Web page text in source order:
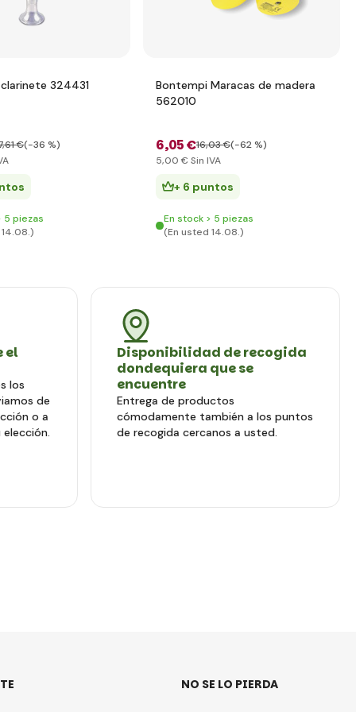
324431
,61 €(-36 %)
5 piezas
Bontempi Maracas de madera
562010
6,05 €16,03 €(-62 %)
5,00 € Sin IVA
+ 6 puntos
En stock > 5 piezas
(En usted 14.08.)
el
los
de
o a
Disponibilidad de recogida
dondequiera que se
encuentre
Entrega de productos
cómodamente también a los puntos
de recogida cercanos a usted.
NO SE LO PIERDA